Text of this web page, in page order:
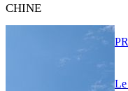
CHINE
Le